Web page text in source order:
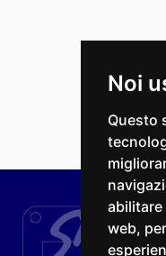
Noi
Questo
web,